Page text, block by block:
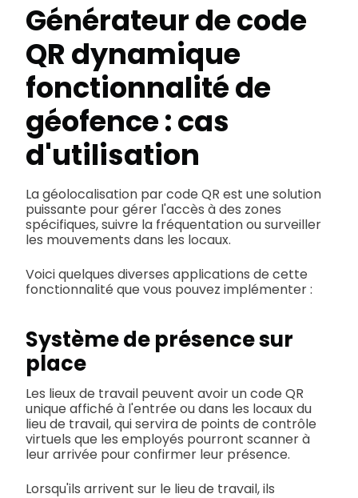
Générateur de code
QR dynamique
fonctionnalité de
géofence : cas
d'utilisation
La géolocalisation par code QR est une solution
puissante pour gérer l'accès à des zones
spécifiques, suivre la fréquentation ou surveiller
les mouvements dans les locaux.
Voici quelques diverses applications de cette
fonctionnalité que vous pouvez implémenter :
Système de présence sur
place
Les lieux de travail peuvent avoir un code QR
unique affiché à l'entrée ou dans les locaux du
lieu de travail, qui servira de points de contrôle
virtuels que les employés pourront scanner à
leur arrivée pour confirmer leur présence.
Lorsqu'ils arrivent sur le lieu de travail, ils